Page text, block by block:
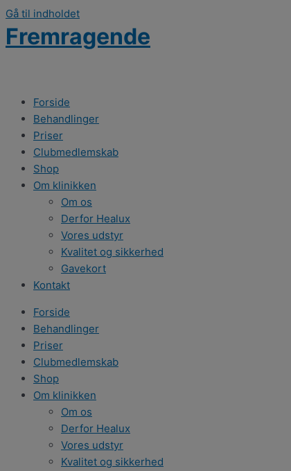
Gå til indholdet
Fremragende
Forside
Behandlinger
Priser
Clubmedlemskab
Shop
Om klinikken
Om os
Derfor Healux
Vores udstyr
Kvalitet og sikkerhed
Gavekort
Kontakt
Forside
Behandlinger
Priser
Clubmedlemskab
Shop
Om klinikken
Om os
Derfor Healux
Vores udstyr
Kvalitet og sikkerhed